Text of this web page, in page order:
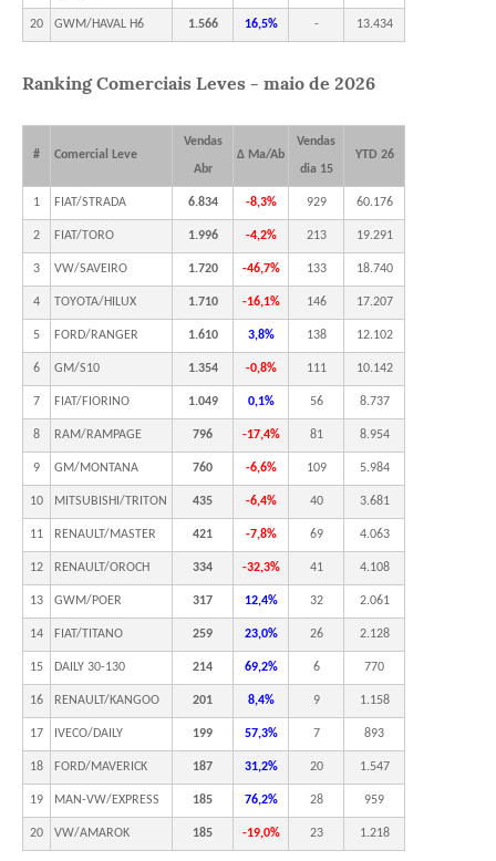
20 GWM/HAVAL H6 1.566 16,5% - 13.434
Ranking Comerciais Leves - maio de 2026
# Comercial Leve
Vendas
Abr
Δ Ma/Ab
Vendas
dia 15
YTD 26
1 FIAT/STRADA 6.834 -8,3% 929 60.176
2 FIAT/TORO 1.996 -4,2% 213 19.291
3 VW/SAVEIRO 1.720 -46,7% 133 18.740
4 TOYOTA/HILUX 1.710 -16,1% 146 17.207
5 FORD/RANGER 1.610 3,8% 138 12.102
6 GM/S10 1.354 -0,8% 111 10.142
7 FIAT/FIORINO 1.049 0,1% 56 8.737
8 RAM/RAMPAGE 796 -17,4% 81 8.954
9 GM/MONTANA 760 -6,6% 109 5.984
10 MITSUBISHI/TRITON 435 -6,4% 40 3.681
11 RENAULT/MASTER 421 -7,8% 69 4.063
12 RENAULT/OROCH 334 -32,3% 41 4.108
13 GWM/POER 317 12,4% 32 2.061
14 FIAT/TITANO 259 23,0% 26 2.128
15 DAILY 30-130 214 69,2% 6 770
16 RENAULT/KANGOO 201 8,4% 9 1.158
17 IVECO/DAILY 199 57,3% 7 893
18 FORD/MAVERICK 187 31,2% 20 1.547
19 MAN-VW/EXPRESS 185 76,2% 28 959
20 VW/AMAROK 185 -19,0% 23 1.218